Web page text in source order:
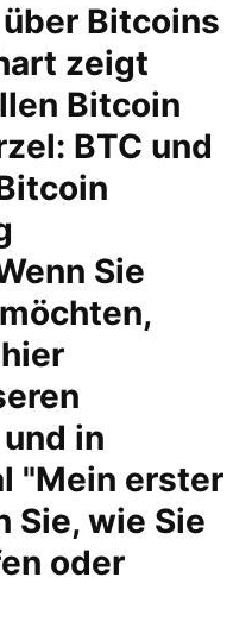
Bitcoins
zeigt
Bitcoin
BTC und
Sie
in
"Mein erster
Sie, wie Sie
oder